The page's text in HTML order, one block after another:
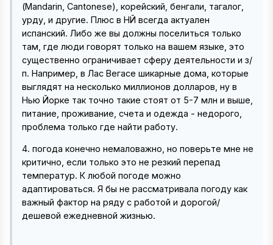
(Mandarin, Cantonese), корейский, бенгали, тагалог,
урду, и другие. Плюс в НЙ всегда актуален
испанский. Либо же вы должны поселиться только
там, где люди говорят только на вашем языке, это
существенно ограничивает сферу деятельности и з/
п. Например, в Лас Вегасе шикарные дома, которые
выглядят на несколько миллионов долларов, ну в
Нью Йорке так точно такие стоят от 5-7 млн и выше,
питание, проживание, счета и одежда - недорого,
проблема только где найти работу.
4. погода конечно немаловажно, но поверьте мне не
критично, если только это не резкий перепад
температур. К любой погоде можно
адаптироваться. Я бы не рассматривала погоду как
важный фактор на ряду с работой и дорогой/
дешевой ежедневной жизнью.